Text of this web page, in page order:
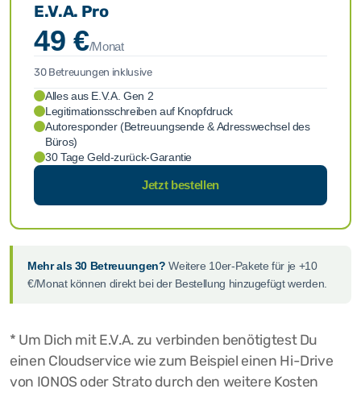
E.V.A. Pro
49 €/Monat
30 Betreuungen inklusive
Alles aus E.V.A. Gen 2
Legitimationsschreiben auf Knopfdruck
Autoresponder (Betreuungsende & Adresswechsel des
Büros)
30 Tage Geld-zurück-Garantie
Jetzt bestellen
Mehr als 30 Betreuungen? Weitere 10er-Pakete für je +10
€/Monat können direkt bei der Bestellung hinzugefügt werden.
* Um Dich mit E.V.A. zu verbinden benötigtest Du
einen Cloudservice wie zum Beispiel einen Hi-Drive
von IONOS oder Strato durch den weitere Kosten